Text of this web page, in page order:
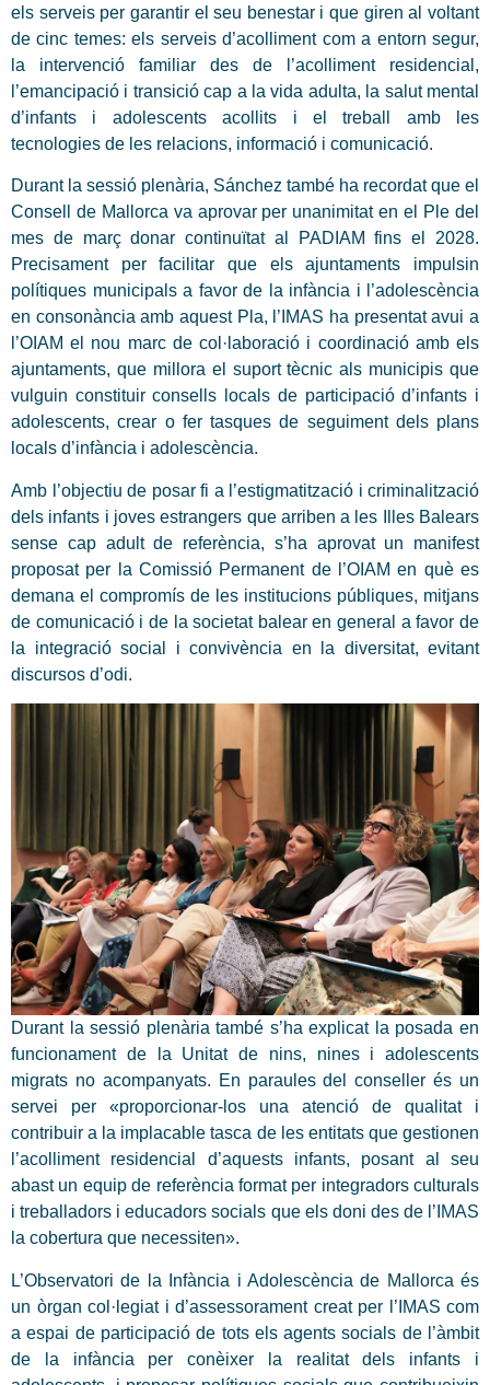
els serveis per garantir el seu benestar i que giren al voltant
de cinc temes: els serveis d’acolliment com a entorn segur,
la intervenció familiar des de l’acolliment residencial,
l’emancipació i transició cap a la vida adulta, la salut mental
d’infants i adolescents acollits i el treball amb les
tecnologies de les relacions, informació i comunicació.
Durant la sessió plenària, Sánchez també ha recordat que el
Consell de Mallorca va aprovar per unanimitat en el Ple del
mes de març donar continuïtat al PADIAM fins el 2028.
Precisament per facilitar que els ajuntaments impulsin
polítiques municipals a favor de la infància i l’adolescència
en consonància amb aquest Pla, l’IMAS ha presentat avui a
l’OIAM el nou marc de col·laboració i coordinació amb els
ajuntaments, que millora el suport tècnic als municipis que
vulguin constituir consells locals de participació d’infants i
adolescents, crear o fer tasques de seguiment dels plans
locals d’infància i adolescència.
Amb l’objectiu de posar fi a l’estigmatització i criminalització
dels infants i joves estrangers que arriben a les Illes Balears
sense cap adult de referència, s’ha aprovat un manifest
proposat per la Comissió Permanent de l’OIAM en què es
demana el compromís de les institucions públiques, mitjans
de comunicació i de la societat balear en general a favor de
la integració social i convivència en la diversitat, evitant
discursos d’odi.
Durant la sessió plenària també s’ha explicat la posada en
funcionament de la Unitat de nins, nines i adolescents
migrats no acompanyats. En paraules del conseller és un
servei per «proporcionar-los una atenció de qualitat i
contribuir a la implacable tasca de les entitats que gestionen
l’acolliment residencial d’aquests infants, posant al seu
abast un equip de referència format per integradors culturals
i treballadors i educadors socials que els doni des de l’IMAS
la cobertura que necessiten».
L’Observatori de la Infància i Adolescència de Mallorca és
un òrgan col·legiat i d’assessorament creat per l’IMAS com
a espai de participació de tots els agents socials de l’àmbit
de la infància per conèixer la realitat dels infants i